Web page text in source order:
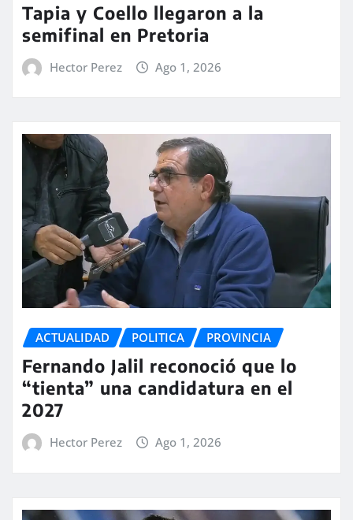
Tapia y Coello llegaron a la
semifinal en Pretoria
Hector Perez Ago 1, 2026
ACTUALIDAD POLITICA PROVINCIA
Fernando Jalil reconoció que lo
“tienta” una candidatura en el
2027
Hector Perez Ago 1, 2026